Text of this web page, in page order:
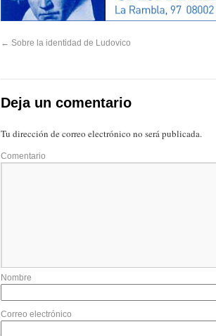
← Sobre la identidad de Ludovico
Deja un comentario
Tu dirección de correo electrónico no será publicada.
Comentario
Nombre
Correo electrónico